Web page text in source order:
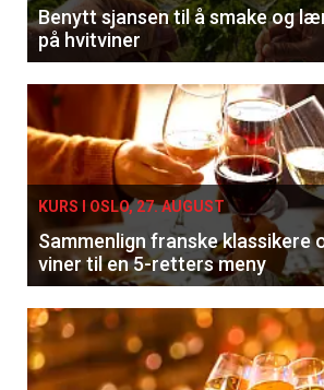
Benytt sjansen til å smake og
på hvitviner
KURS I OSLO, 27. AUGUST
Sammenlign franske klassikere
viner til en 5-retters meny